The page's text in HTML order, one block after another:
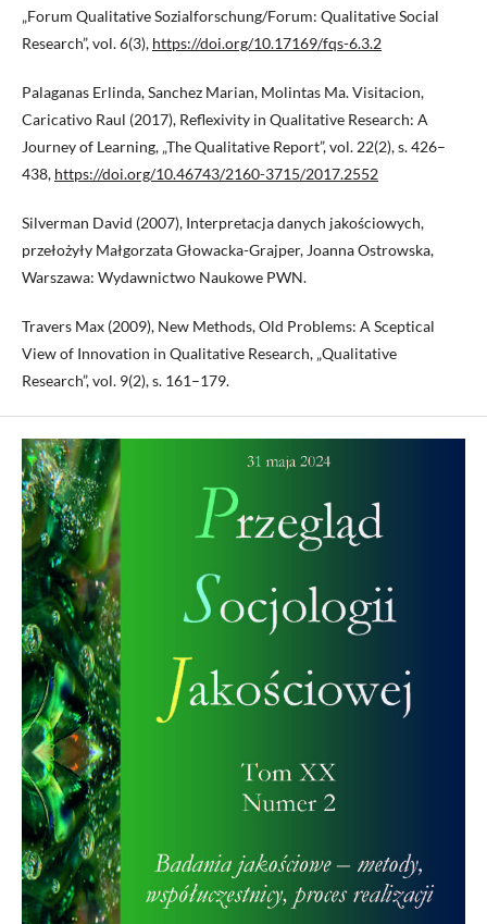
„Forum Qualitative Sozialforschung/Forum: Qualitative Social
Research”, vol. 6(3), https://doi.org/10.17169/fqs-6.3.2
Palaganas Erlinda, Sanchez Marian, Molintas Ma. Visitacion,
Caricativo Raul (2017), Reflexivity in Qualitative Research: A
Journey of Learning, „The Qualitative Report”, vol. 22(2), s. 426–
438, https://doi.org/10.46743/2160-3715/2017.2552
Silverman David (2007), Interpretacja danych jakościowych,
przełożyły Małgorzata Głowacka-Grajper, Joanna Ostrowska,
Warszawa: Wydawnictwo Naukowe PWN.
Travers Max (2009), New Methods, Old Problems: A Sceptical
View of Innovation in Qualitative Research, „Qualitative
Research”, vol. 9(2), s. 161–179.